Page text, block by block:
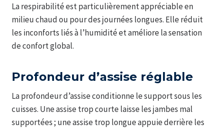
La respirabilité est particulièrement appréciable en
milieu chaud ou pour des journées longues. Elle réduit
les inconforts liés à l’humidité et améliore la sensation
de confort global.
Profondeur d’assise réglable
La profondeur d’assise conditionne le support sous les
cuisses. Une assise trop courte laisse les jambes mal
supportées ; une assise trop longue appuie derrière les